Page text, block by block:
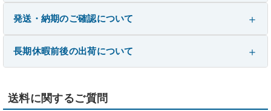
発送・納期のご確認について
長期休暇前後の出荷について
送料に関するご質問